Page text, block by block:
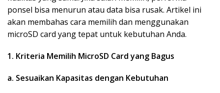
ponsel bisa menurun atau data bisa rusak. Artikel ini
akan membahas cara memilih dan menggunakan
microSD card yang tepat untuk kebutuhan Anda.
1. Kriteria Memilih MicroSD Card yang Bagus
a. Sesuaikan Kapasitas dengan Kebutuhan